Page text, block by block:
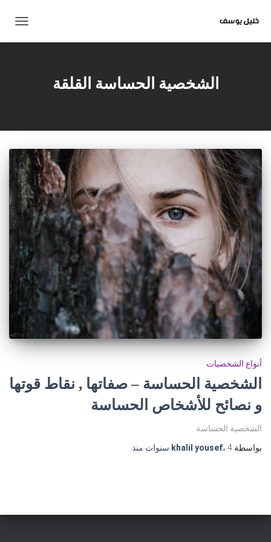
التنقل
الشخصية الحساسة القلقة
أنواع الشخصيات
الشخصية الحساسة – صفاتها , نقاط قوتها
و نصائح للأشخاص الحساسة
الشخصية الحساسة
بواسطة
khalil yousef، 4 سنوات منذ